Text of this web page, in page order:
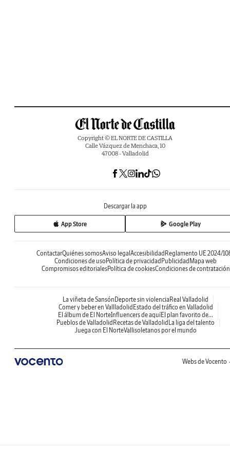
Copyright © EL NORTE DE CASTILLA
Calle Vázquez de Menchaca, 10
47008 - Valladolid
Descargar la app
App Store Google Play
ContactarQuiénes somosAviso legal Accesibilidad Reglamento UE 2024/
Condiciones de uso Política de privacidad Publicidad Mapa web
Compromisos editorialesPolítica de cookiesCondiciones de contratación
La viñeta de Sansón Deporte sin violencia Real Valladolid
Comer y beber en Vallladolid Estado del tráfico en Valladolid
El álbum de El NorteInfluencers de aquíEl plan favorito de...
Pueblos de Valladolid Recetas de Valladolid La liga del talento
Juega con El NorteVallisoletanos por el mundo
Webs de Vocento